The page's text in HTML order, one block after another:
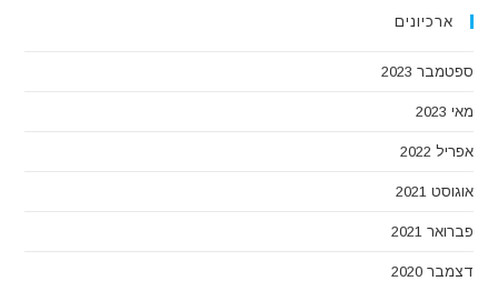
ארכיונים
ספטמבר 2023
מאי 2023
אפריל 2022
אוגוסט 2021
פברואר 2021
דצמבר 2020